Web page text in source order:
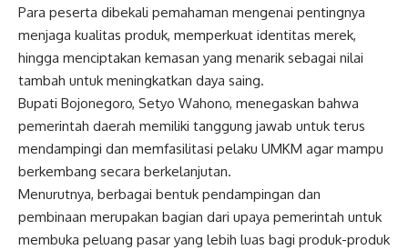
Para peserta dibekali pemahaman mengenai pentingnya
menjaga kualitas produk, memperkuat identitas merek,
hingga menciptakan kemasan yang menarik sebagai nilai
tambah untuk meningkatkan daya saing.
Bupati Bojonegoro, Setyo Wahono, menegaskan bahwa
pemerintah daerah memiliki tanggung jawab untuk terus
mendampingi dan memfasilitasi pelaku UMKM agar mampu
berkembang secara berkelanjutan.
Menurutnya, berbagai bentuk pendampingan dan
pembinaan merupakan bagian dari upaya pemerintah untuk
membuka peluang pasar yang lebih luas bagi produk-produk